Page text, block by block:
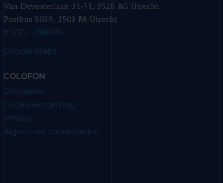
Van Deventerlaan 31-51, 3528 AG Utrecht
Postbus 8039, 3503 RA Utrecht
T 030 - 2916916
Google maps
COLOFON
Disclaimer
Cookiewetgeving
Privacy
Algemene voorwaarden